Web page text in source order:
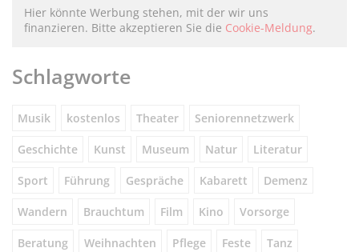
Hier könnte Werbung stehen, mit der wir uns
finanzieren. Bitte akzeptieren Sie die Cookie-Meldung.
Schlagworte
Musik kostenlos Theater Seniorennetzwerk
Geschichte Kunst Museum Natur Literatur
Sport Führung Gespräche Kabarett Demenz
Wandern Brauchtum Film Kino Vorsorge
Beratung Weihnachten Pflege Feste Tanz